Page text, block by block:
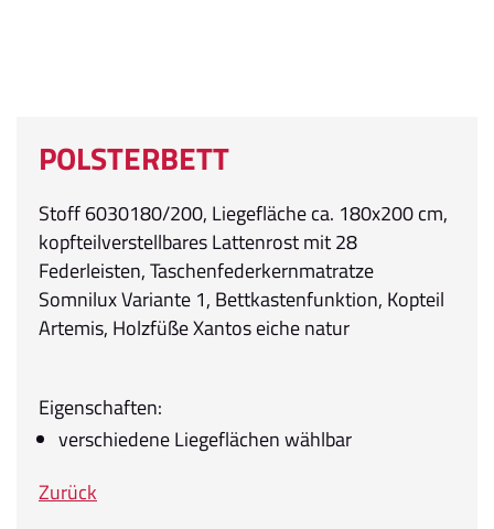
POLSTERBETT
Stoff 6030180/200, Liegefläche ca. 180x200 cm,
kopfteilverstellbares Lattenrost mit 28
Federleisten, Taschenfederkernmatratze
Somnilux Variante 1, Bettkastenfunktion, Kopteil
Artemis, Holzfüße Xantos eiche natur
Eigenschaften:
verschiedene Liegeflächen wählbar
Zurück